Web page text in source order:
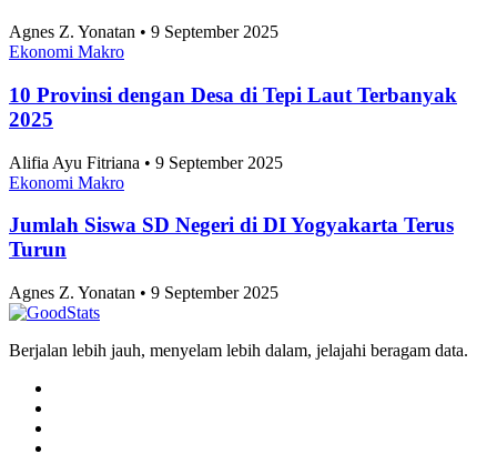
Agnes Z. Yonatan • 9 September 2025
Ekonomi Makro
10 Provinsi dengan Desa di Tepi Laut Terbanyak
2025
Alifia Ayu Fitriana • 9 September 2025
Ekonomi Makro
Jumlah Siswa SD Negeri di DI Yogyakarta Terus
Turun
Agnes Z. Yonatan • 9 September 2025
Berjalan lebih jauh, menyelam lebih dalam, jelajahi beragam data.